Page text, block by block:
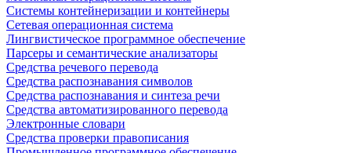
Системы контейнеризации и контейнеры
Сетевая операционная система
Лингвистическое программное обеспечение
Парсеры и семантические анализаторы
Средства речевого перевода
Средства распознавания символов
Средства распознавания и синтеза речи
Средства автоматизированного перевода
Электронные словари
Средства проверки правописания